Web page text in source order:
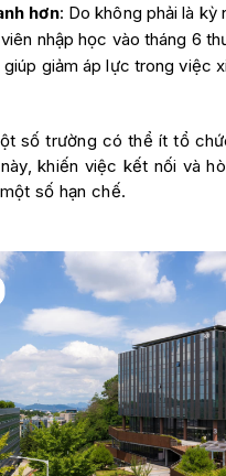
hơn: Do không phải là kỳ
nhập học vào tháng 6
giảm áp lực trong việc
số trường có thể ít tổ
khiến việc kết nối và
số hạn chế.